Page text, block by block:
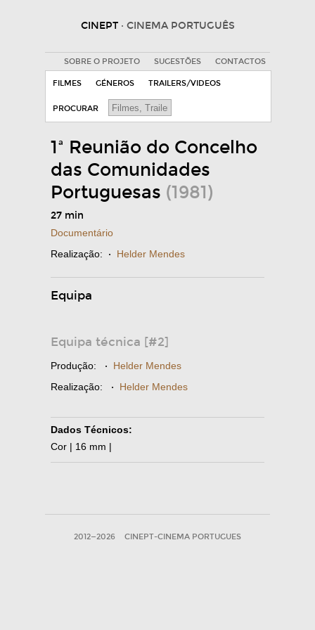
CINEPT · CINEMA PORTUGUÊS
SOBRE O PROJETO SUGESTÕES CONTACTOS
FILMES GÉNEROS TRAILERS/VIDEOS
PROCURAR
1ª Reunião do Concelho
das Comunidades
Portuguesas (1981)
27 min
Documentário
Realização: · Helder Mendes
Equipa
Equipa técnica [#2]
Produção: · Helder Mendes
Realização: · Helder Mendes
Dados Técnicos:
Cor | 16 mm |
2012—2026 CINEPT-CINEMA PORTUGUES